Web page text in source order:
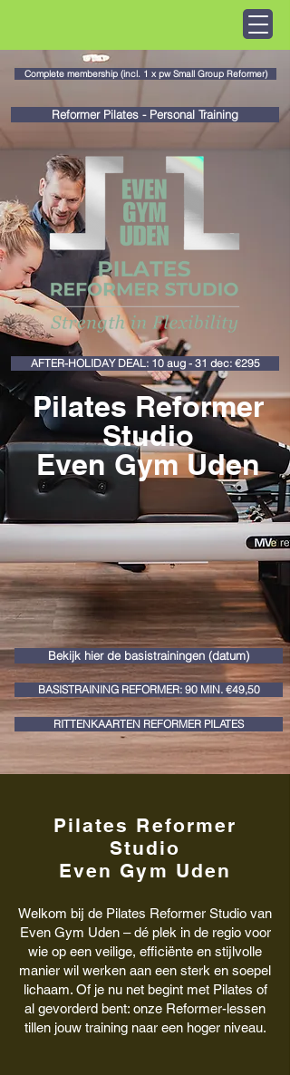
Complete membership (incl. 1 x pw Small Group Reformer)
Reformer Pilates - Personal Training
AFTER-HOLIDAY DEAL: 10 aug - 31 dec: €295
Pilates Reformer
Studio
Even Gym Uden
Bekijk hier de basistrainingen (datum)
BASISTRAINING REFORMER: 90 MIN. €49,50
RITTENKAARTEN REFORMER PILATES
Welkom bij de Pilates Reformer Studio van
Even Gym Uden – dé plek in de regio voor
wie op een veilige, efficiënte en stijlvolle
manier wil werken aan een sterk en soepel
lichaam. Of je nu net begint met Pilates of
al gevorderd bent: onze Reformer-lessen
tillen jouw training naar een hoger niveau.
Pilates Reformer
Studio
Even Gym Uden